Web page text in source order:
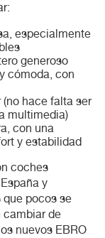
especialmente
generoso
cómoda, con
hace falta ser
multimedia)
con una
y estabilidad
coches
y
que pocos se
cambiar de
nuevos EBRO